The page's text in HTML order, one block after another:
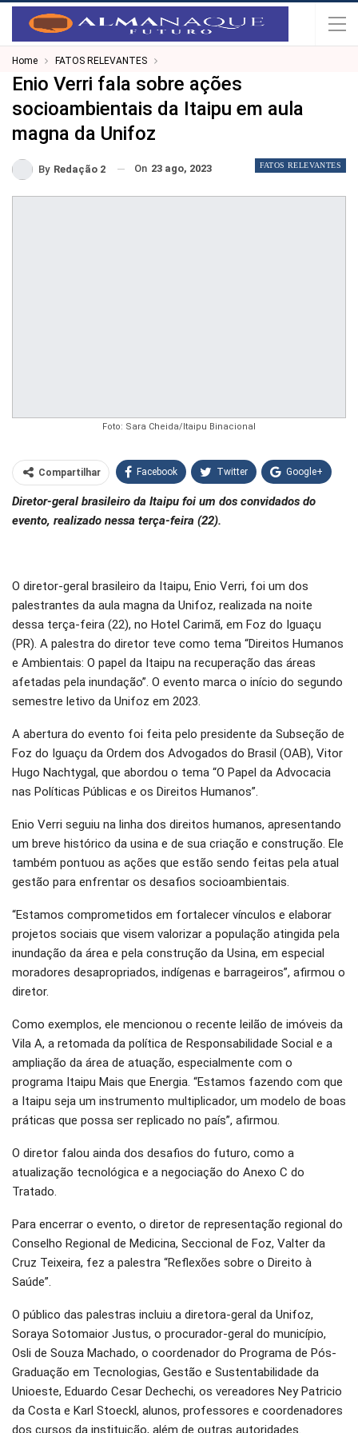
Home FATOS RELEVANTES
Enio Verri fala sobre ações
socioambientais da Itaipu em aula
magna da Unifoz
FATOS RELEVANTES
By Redação 2 On 23 ago, 2023
Foto: Sara Cheida/Itaipu Binacional
Compartilhar Facebook Twitter Google+
WhatsApp Pinterest
Diretor-geral brasileiro da Itaipu foi um dos convidados do
evento, realizado nessa terça-feira (22).
O diretor-geral brasileiro da Itaipu, Enio Verri, foi um dos
palestrantes da aula magna da Unifoz, realizada na noite
dessa terça-feira (22), no Hotel Carimã, em Foz do Iguaçu
(PR). A palestra do diretor teve como tema “Direitos Humanos
e Ambientais: O papel da Itaipu na recuperação das áreas
afetadas pela inundação”. O evento marca o início do segundo
semestre letivo da Unifoz em 2023.
A abertura do evento foi feita pelo presidente da Subseção de
Foz do Iguaçu da Ordem dos Advogados do Brasil (OAB), Vitor
Hugo Nachtygal, que abordou o tema “O Papel da Advocacia
nas Políticas Públicas e os Direitos Humanos”.
Enio Verri seguiu na linha dos direitos humanos, apresentando
um breve histórico da usina e de sua criação e construção. Ele
também pontuou as ações que estão sendo feitas pela atual
gestão para enfrentar os desafios socioambientais.
“Estamos comprometidos em fortalecer vínculos e elaborar
projetos sociais que visem valorizar a população atingida pela
inundação da área e pela construção da Usina, em especial
moradores desapropriados, indígenas e barrageiros”, afirmou o
diretor.
Como exemplos, ele mencionou o recente leilão de imóveis da
Vila A, a retomada da política de Responsabilidade Social e a
ampliação da área de atuação, especialmente com o
programa Itaipu Mais que Energia. “Estamos fazendo com que
a Itaipu seja um instrumento multiplicador, um modelo de boas
práticas que possa ser replicado no país”, afirmou.
O diretor falou ainda dos desafios do futuro, como a
atualização tecnológica e a negociação do Anexo C do
Tratado.
Para encerrar o evento, o diretor de representação regional do
Conselho Regional de Medicina, Seccional de Foz, Valter da
Cruz Teixeira, fez a palestra “Reflexões sobre o Direito à
Saúde”.
O público das palestras incluiu a diretora-geral da Unifoz,
Soraya Sotomaior Justus, o procurador-geral do município,
Osli de Souza Machado, o coordenador do Programa de Pós-
Graduação em Tecnologias, Gestão e Sustentabilidade da
Unioeste, Eduardo Cesar Dechechi, os vereadores Ney Patricio
da Costa e Karl Stoeckl, alunos, professores e coordenadores
dos cursos da instituição, além de outras autoridades.